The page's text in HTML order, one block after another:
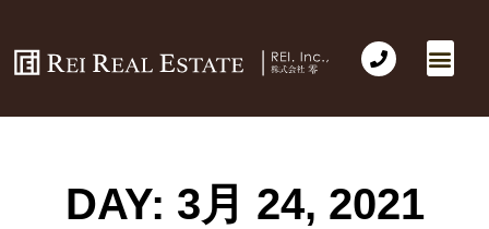
DAY: 3月 24, 2021